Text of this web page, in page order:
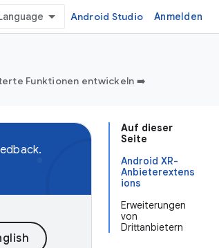
Android Studio Anmelden
Funktionen entwickeln ➡️
Auf dieser
Seite
Android XR-
Anbieterextens
ions
Erweiterungen
von
Drittanbietern